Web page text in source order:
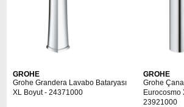
GROHE
Grohe Grandera Lavabo Bataryası
XL Boyut - 24371000
GROHE
Grohe
Eurocosmo
23921000